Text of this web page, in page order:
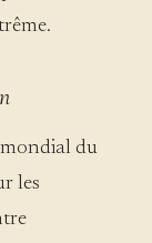
du
les